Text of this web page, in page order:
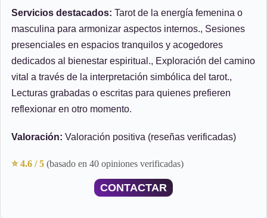
Servicios destacados: Tarot de la energía femenina o
masculina para armonizar aspectos internos., Sesiones
presenciales en espacios tranquilos y acogedores
dedicados al bienestar espiritual., Exploración del camino
vital a través de la interpretación simbólica del tarot.,
Lecturas grabadas o escritas para quienes prefieren
reflexionar en otro momento.
Valoración: Valoración positiva (reseñas verificadas)
⭐ 4.6 / 5 (basado en 40 opiniones verificadas)
CONTACTAR